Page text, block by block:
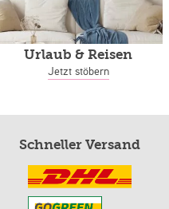
Urlaub & Reisen
Jetzt stöbern
Schneller Versand